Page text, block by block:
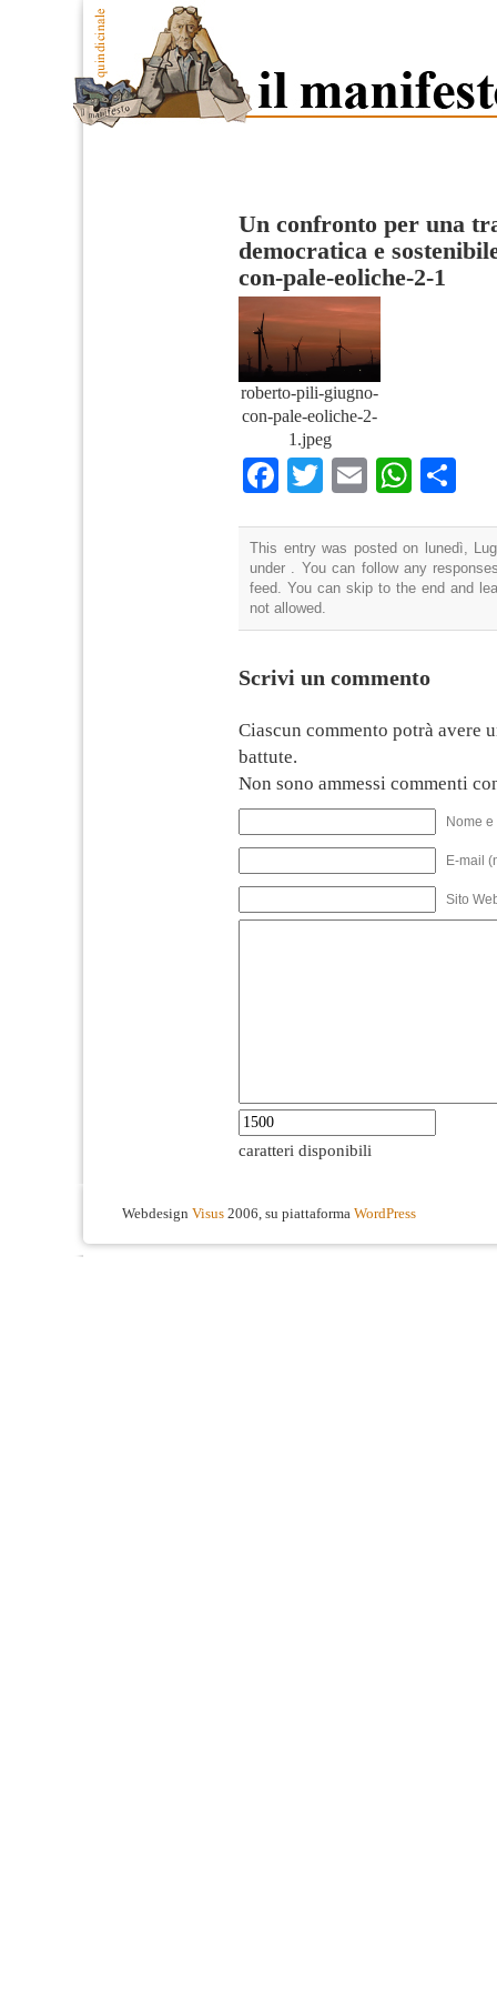
Un confronto per una
democratica e
con-pale-eoliche-2-1
roberto-pili-giugno-
con-pale-eoliche-2-
1.jpeg
Facebook
TwitterEmail
This entry was posted on lunedì,
under . You can follow any
feed. You can skip to the end and
not allowed.
Scrivi un commento
Ciascun commento potrà avere
battute.
Non sono ammessi commenti
Nome
E-mail
Sito
caratteri disponibili
Webdesign Visus 2006, su piattaforma WordPress